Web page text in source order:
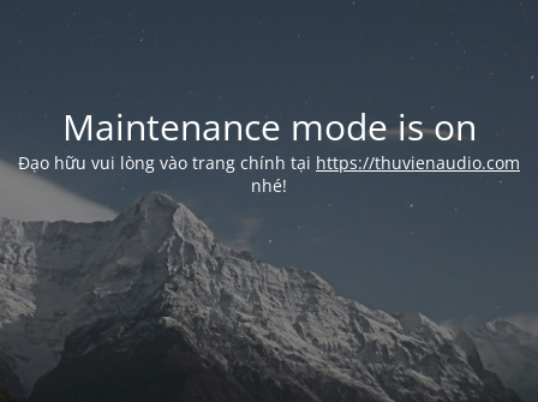
Maintenance mode is on
Đạo hữu vui lòng vào trang chính tại https://thuvienaudio.com
nhé!